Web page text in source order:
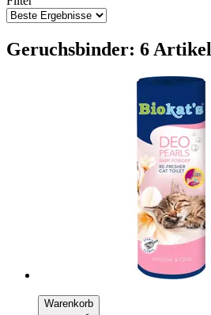
Geruchsbinder: 6 Artikel
Warenkorb